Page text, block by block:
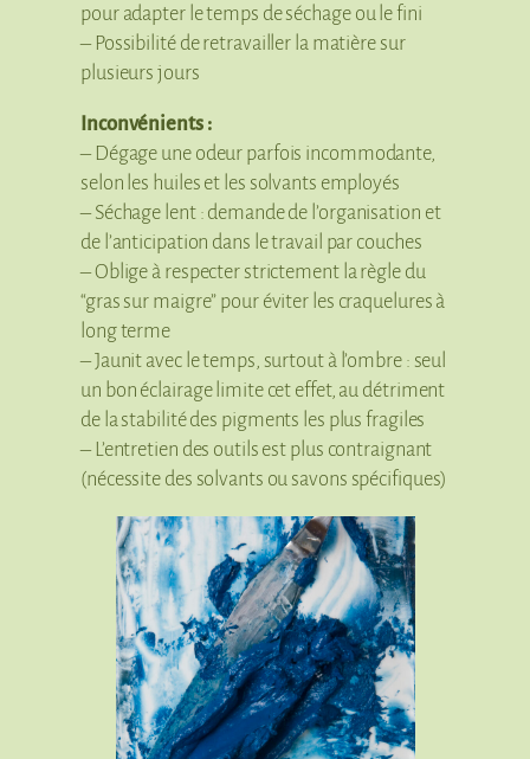
pour adapter le temps de séchage ou le fini
– Possibilité de retravailler la matière sur
plusieurs jours
Inconvénients :
– Dégage une odeur parfois incommodante,
selon les huiles et les solvants employés
– Séchage lent : demande de l’organisation et
de l’anticipation dans le travail par couches
– Oblige à respecter strictement la règle du
“gras sur maigre” pour éviter les craquelures à
long terme
– Jaunit avec le temps, surtout à l’ombre : seul
un bon éclairage limite cet effet, au détriment
de la stabilité des pigments les plus fragiles
– L’entretien des outils est plus contraignant
(nécessite des solvants ou savons spécifiques)